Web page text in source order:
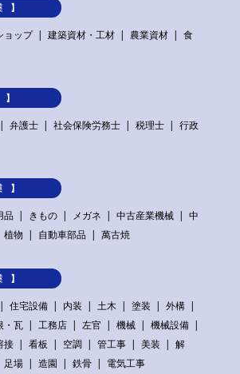
】
ョップ
建築資材・工材 農業資材
食
弁護士 社会保険労務士 税理士
行政
】
品
きもの メガネ 中古産業機械
中
植物 自動車部品 萬古焼
】
住宅設備 内装 土木 塗装
外構
・瓦 工務店 左官 機械
機械設備
接 看板 空調 管工事 美装
解
足場 造園 鉄骨 電気工事